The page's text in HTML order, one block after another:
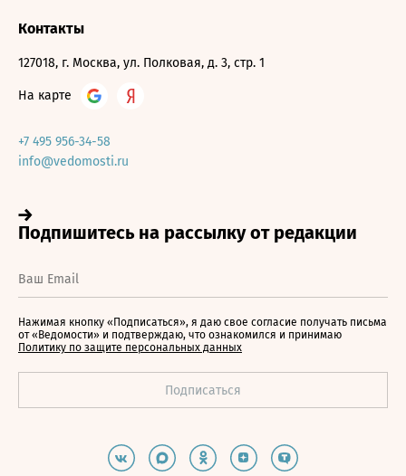
Контакты
127018, г. Москва, ул. Полковая, д. 3, стр. 1
На карте
+7 495 956-34-58
info@vedomosti.ru
Нажимая кнопку «Подписаться», я даю свое согласие получать письма
от «Ведомости» и подтверждаю, что ознакомился и принимаю
Политику по защите персональных данных